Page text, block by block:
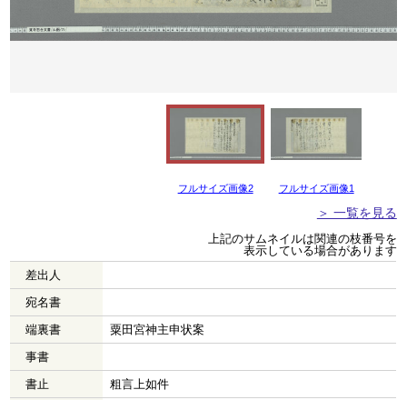
フルサイズ画像2 フルサイズ画像1
＞ 一覧を見る
上記のサムネイルは関連の枝番号を
表示している場合があります
差出人
宛名書
端裏書
粟田宮神主申状案
事書
書止
粗言上如件